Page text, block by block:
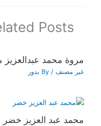
Posts
مروة محمد عبدالعزيز
غير مصنف / By بدور
محمد عبد العزيز خضر